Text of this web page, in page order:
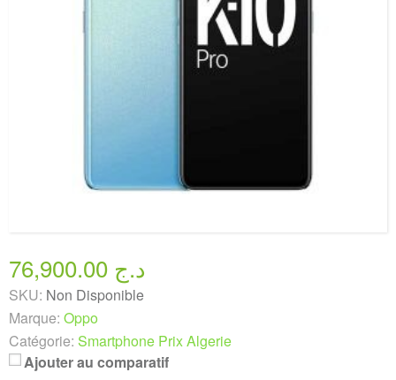
76,900.00 د.ج
SKU: Non Disponible
Marque: Oppo
Catégorie: Smartphone Prix Algerie
Ajouter au comparatif